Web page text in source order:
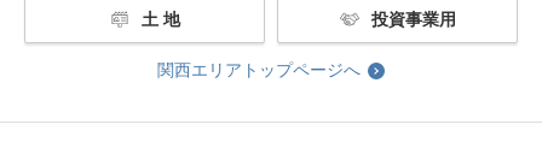
土 地 投資事業用
関西エリアトップページへ